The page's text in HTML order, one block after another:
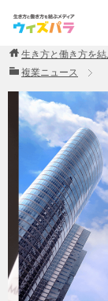
生き方と働き方を
複業ニュース